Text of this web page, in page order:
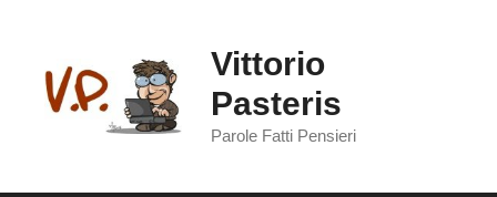
contenuto
Vittorio
Pasteris
Parole Fatti Pensieri